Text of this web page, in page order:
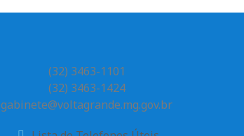
(32) 3463-1101
(32) 3463-1424
gabinete@voltagrande.mg.gov.br